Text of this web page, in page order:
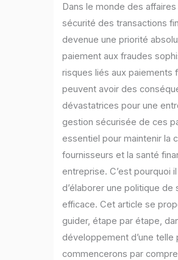
Dans le monde des affaires
sécurité des transactions
devenue une priorité
paiement aux fraudes
risques liés aux paiements
peuvent avoir des
dévastatrices pour une
gestion sécurisée de ces
essentiel pour maintenir la
fournisseurs et la santé
entreprise. C’est pourquoi
d’élaborer une politique
efficace. Cet article se
guider, étape par étape,
développement d’une telle
commencerons par